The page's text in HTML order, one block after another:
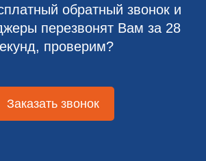
обратный звонок и
перезвонят Вам за 28
проверим?
Заказать звонок